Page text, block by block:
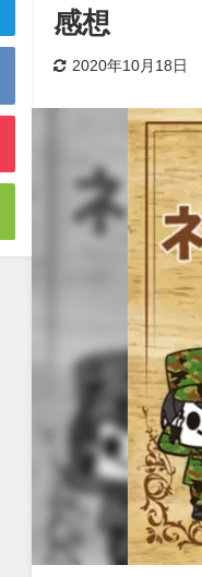
感想
2020年10月18日